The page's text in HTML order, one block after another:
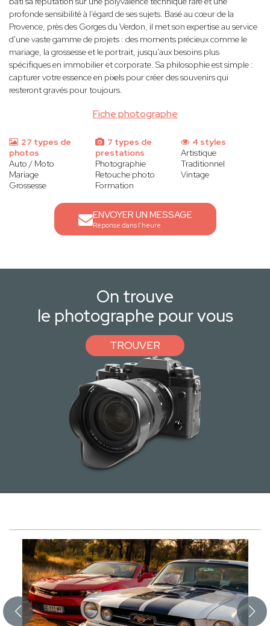
Fiche photographe
profonde sensibilité à l’égard de ses sujets. Basé au cœur de la
Provence, près des Gorges du Verdon, il met son expertise au service
d'une vaste gamme de projets : des moments précieux comme le
mariage, la grossesse et le portrait, jusqu'aux besoins plus
spécifiques en immobilier et corporate. Sa philosophie est simple :
capturer votre essence en pixels pour créer des souvenirs qui
resteront gravés pour toujours.
27 types de
photos
Auto / Moto
Mariage
Grossesse
7 types de
prestations
Photographie
Retouche photo
Formation
4 styles
Artistique
Traditionnel
Vintage
ENVOYER UN MESSAGE
Réponse dans l'heure
On trouve
le photographe pour vous
TROUVER